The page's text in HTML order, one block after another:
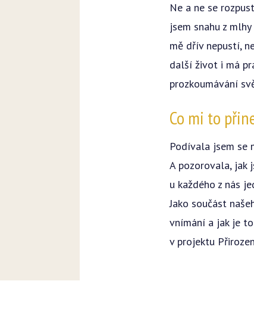
Ne a ne se
jsem snahu z
mě dřív nepustí,
další život i má
prozkoumávání
Co mi to
Podívala jsem se
A pozorovala, jak
u každého z nás
Jako součást
vnímání a jak je
v projektu